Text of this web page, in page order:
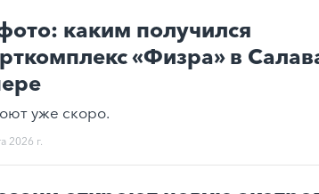
каким получился
«Физра» в
уже скоро.
2026 г.